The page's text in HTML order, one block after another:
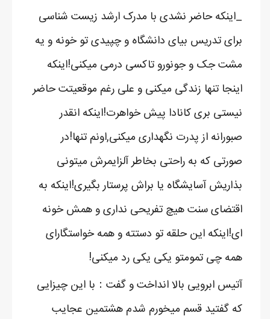
_اینکه حاضر نشدی با مدرک ارشد زیست شناسی
برای تدریس بیای دانشگاه و چپیدی تو خونه و یه
مشت جک و جونورو تاکسی درمی میکنی!اینکه
اینجا تنها زندگی میکنی و علی رغم موقعیتت حاضر
نیستی بری کانادا پیش خواهرت!اینکه انقدر
صبورانه از پدرت نگهداری میکنی,اونم تنها!در
صورتی که به راحتی بخاطر آلزایمرش میتونی
بذاریش آسایشگاه یا براش پرستار بگیری!اینکه به
اقتضای سنت هیچ تفریحی نداری و همش خونه
ای!اینکه این حلقه تو دستته و همه خواستگارای
همه چی تمومتو یکی یکی رد میکنی!
آتیس ابرویی بالا انداخت و گفت：با این چیزایی
که گفتید قسم میخورم شدم هشتمین عجایب